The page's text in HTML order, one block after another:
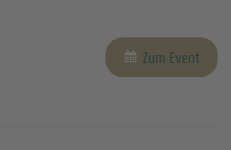
Zum Event